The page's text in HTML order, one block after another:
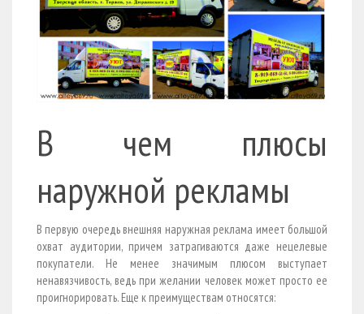
В чем плюсы
наружной рекламы
В первую очередь внешняя наружная реклама имеет большой
охват аудитории, причем затрагиваются даже нецелевые
покупатели. Не менее значимым плюсом выступает
ненавязчивость, ведь при желании человек может просто ее
проигнорировать. Еще к преимуществам относятся: